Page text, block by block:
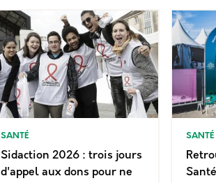
SANTÉ
Sidaction 2026 : trois jours
d'appel aux dons pour ne
SANTÉ